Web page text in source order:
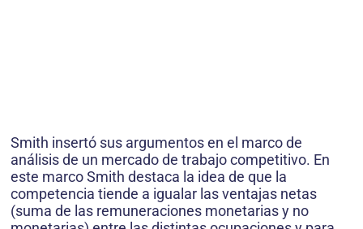
Smith insertó sus argumentos en el marco de
análisis de un mercado de trabajo competitivo. En
este marco Smith destaca la idea de que la
competencia tiende a igualar las ventajas netas
(suma de las remuneraciones monetarias y no